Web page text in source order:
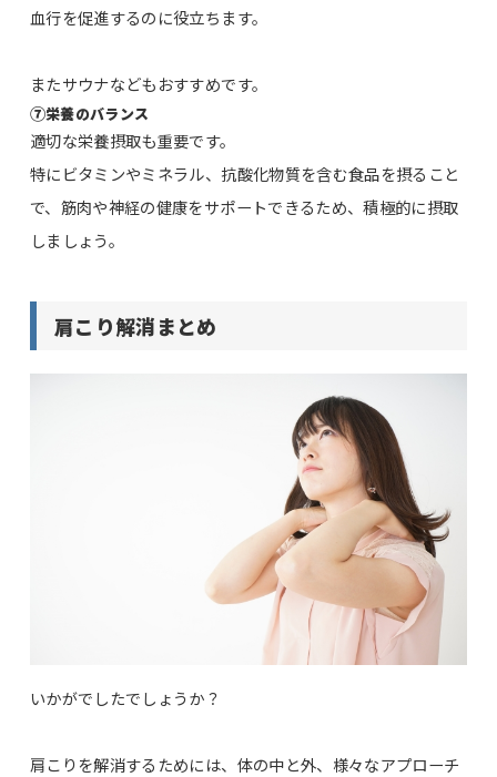
血行を促進するのに役立ちます。
またサウナなどもおすすめです。
⑦栄養のバランス
適切な栄養摂取も重要です。
特にビタミンやミネラル、抗酸化物質を含む食品を摂ること
で、筋肉や神経の健康をサポートできるため、積極的に摂取
しましょう。
肩こり解消まとめ
いかがでしたでしょうか？
肩こりを解消するためには、体の中と外、様々なアプローチ